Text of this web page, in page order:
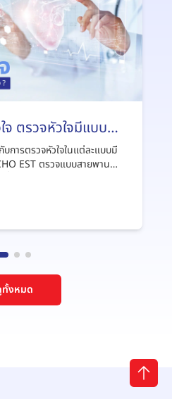
จ ตรวจหัวใจมีแบบ
การตรวจหัวใจในแต่ละแบบมี
EST ตรวจแบบสายพาน
งหมด